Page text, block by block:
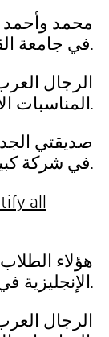
محمد وأحمد
في جامعة القاهرة.
الرجال
المناسبات الاجتماعية.
صديقتي
في شركة كبيرة.
all
هؤلاء
الإنجليزية في الجامعة الأمريكية.
الرجال